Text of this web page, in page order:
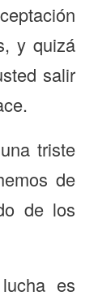
y quizá
salir
triste
de
de los
es